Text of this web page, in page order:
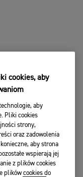
cookies, aby
aby
Pliki cookies
strony,
oraz zadowolenia
aby strona
wspierają jej
z plików cookies
plików cookies do